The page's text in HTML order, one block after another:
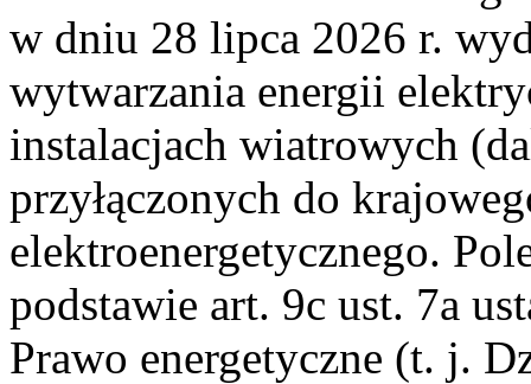
w dniu 28 lipca 2026 r.
wytwarzania energii
instalacjach wiatrowych
przyłączonych do
elektroenergetycznego.
podstawie art. 9c ust. 7a
Prawo energetyczne (t. j.